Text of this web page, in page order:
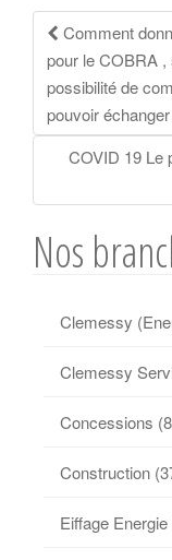
de
l'article
Comment
pour le COBRA ,
possibilité de
pouvoir
COVID 19 Le
Nos
Clemessy
Clemessy
Concessions
Construction
Eiffage